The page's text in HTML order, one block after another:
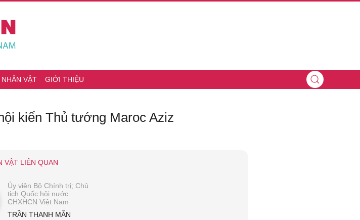
NHÂN VẬT GIỚI THIỆU
kiến Thủ tướng Maroc Aziz
VẬT LIÊN QUAN
Ủy viên Bộ Chính trị; Chủ
tịch Quốc hội nước
CHXHCN Việt Nam
TRẦN THANH MẪN